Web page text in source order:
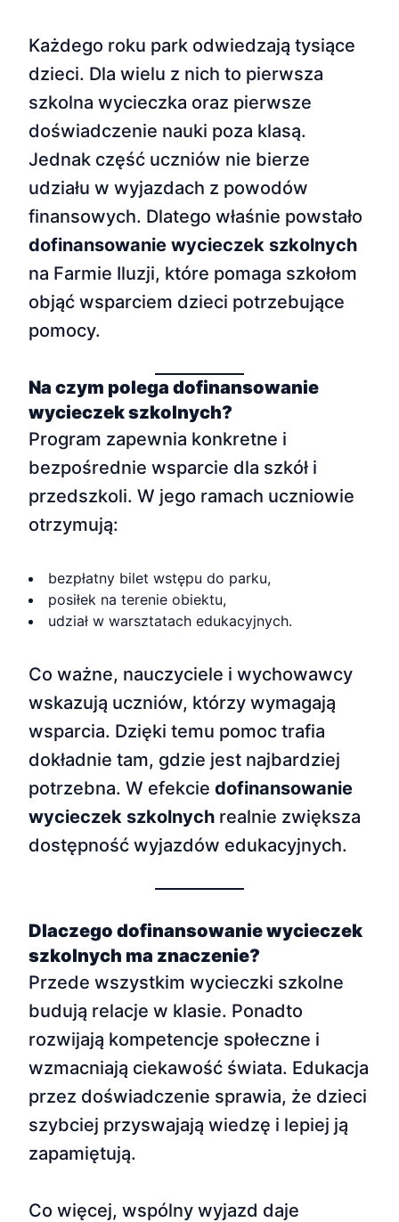
Każdego roku park odwiedzają tysiące
dzieci. Dla wielu z nich to pierwsza
szkolna wycieczka oraz pierwsze
doświadczenie nauki poza klasą.
Jednak część uczniów nie bierze
udziału w wyjazdach z powodów
finansowych. Dlatego właśnie powstało
dofinansowanie wycieczek szkolnych
na Farmie Iluzji, które pomaga szkołom
objąć wsparciem dzieci potrzebujące
pomocy.
Na czym polega dofinansowanie
wycieczek szkolnych?
Program zapewnia konkretne i
bezpośrednie wsparcie dla szkół i
przedszkoli. W jego ramach uczniowie
otrzymują:
bezpłatny bilet wstępu do parku,
posiłek na terenie obiektu,
udział w warsztatach edukacyjnych.
Co ważne, nauczyciele i wychowawcy
wskazują uczniów, którzy wymagają
wsparcia. Dzięki temu pomoc trafia
dokładnie tam, gdzie jest najbardziej
potrzebna. W efekcie dofinansowanie
wycieczek szkolnych realnie zwiększa
dostępność wyjazdów edukacyjnych.
Dlaczego dofinansowanie wycieczek
szkolnych ma znaczenie?
Przede wszystkim wycieczki szkolne
budują relacje w klasie. Ponadto
rozwijają kompetencje społeczne i
wzmacniają ciekawość świata. Edukacja
przez doświadczenie sprawia, że dzieci
szybciej przyswajają wiedzę i lepiej ją
zapamiętują.
Co więcej, wspólny wyjazd daje